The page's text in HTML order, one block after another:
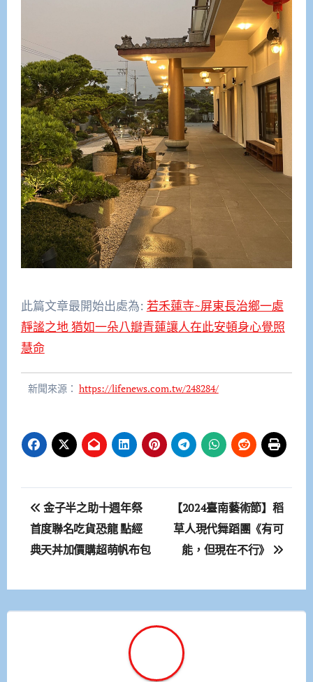
此篇文章最開始出處為: 若禾蓮寺~屏東長治鄉一處
靜謐之地 猶如一朵八瓣青蓮讓人在此安頓身心覺照
慧命
新聞來源： https://lifenews.com.tw/248284/
文
章
導
覽
金子半之助十週年祭
首度聯名吃貨恐龍 點經
典天丼加價購超萌帆布包
【2024臺南藝術節】稻
草人現代舞蹈團《有可
能，但現在不行》